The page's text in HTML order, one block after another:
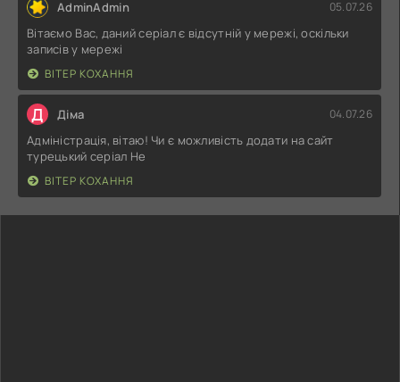
AdminAdmin 05.07.26
Вітаємо Вас, даний серіал є відсутній у мережі, оскільки
записів у мережі
ВІТЕР КОХАННЯ
Д Діма 04.07.26
Адміністрація, вітаю! Чи є можливість додати на сайт
турецький серіал Не
ВІТЕР КОХАННЯ